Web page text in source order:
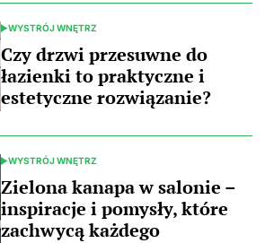
POSTED
IN
WYSTRÓJ WNĘTRZ
Czy drzwi przesuwne do
łazienki to praktyczne i
estetyczne rozwiązanie?
POSTED
IN
WYSTRÓJ WNĘTRZ
Zielona kanapa w salonie –
inspiracje i pomysły, które
zachwycą każdego